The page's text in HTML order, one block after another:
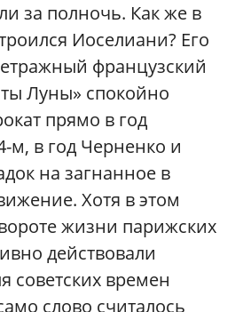
за полночь. Как же в
Иоселиани? Его
французский
Луны» спокойно
прямо в год
м, в год Черненко и
на загнанное в
Хотя в этом
жизни парижских
действовали
советских времен
слово считалось